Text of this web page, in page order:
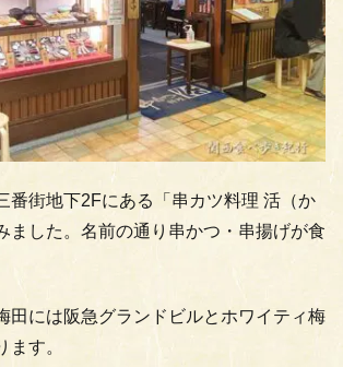
番街地下2Fにある「串カツ料理 活（か
ました。名前の通り串かつ・串揚げが食
田には阪急グランドビルとホワイティ梅
ます。